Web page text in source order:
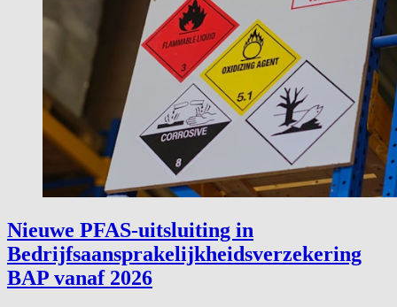
Nieuwe PFAS-uitsluiting in
Bedrijfsaansprakelijkheidsverzekering
BAP vanaf 2026